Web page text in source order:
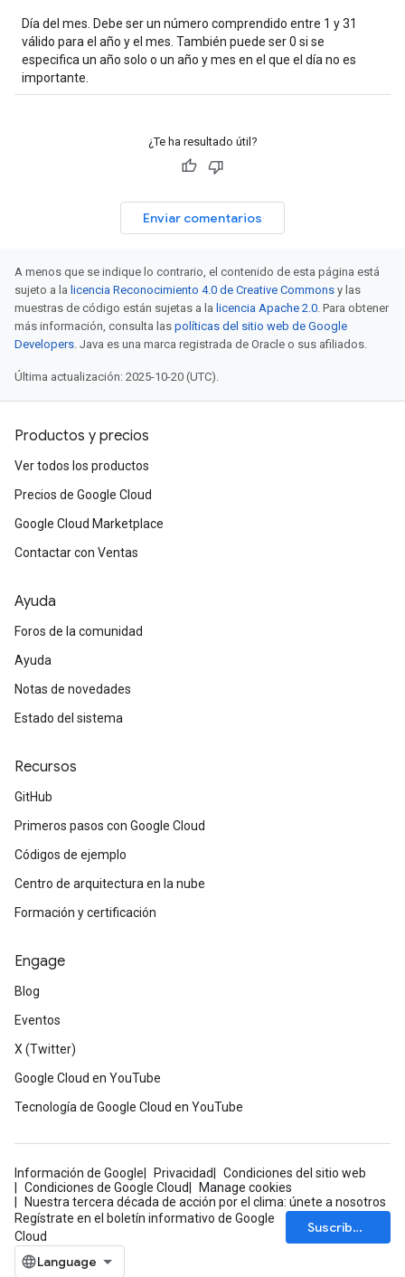
Día del mes. Debe ser un número comprendido entre 1 y 31
válido para el año y el mes. También puede ser 0 si se
especifica un año solo o un año y mes en el que el día no es
importante.
¿Te ha resultado útil?
Enviar comentarios
A menos que se indique lo contrario, el contenido de esta página está
sujeto a la licencia Reconocimiento 4.0 de Creative Commons y las
muestras de código están sujetas a la licencia Apache 2.0. Para obtener
más información, consulta las políticas del sitio web de Google
Developers. Java es una marca registrada de Oracle o sus afiliados.
Última actualización: 2025-10-20 (UTC).
Productos y precios
Ver todos los productos
Precios de Google Cloud
Google Cloud Marketplace
Contactar con Ventas
Ayuda
Foros de la comunidad
Ayuda
Notas de novedades
Estado del sistema
Recursos
GitHub
Primeros pasos con Google Cloud
Códigos de ejemplo
Centro de arquitectura en la nube
Formación y certificación
Engage
Blog
Eventos
X (Twitter)
Google Cloud en YouTube
Tecnología de Google Cloud en YouTube
Información de Google Privacidad
Condiciones del sitio web
Condiciones de Google Cloud
Manage cookies
Nuestra tercera década de acción por el clima: únete a nosotros
Regístrate en el boletín informativo de Google
Cloud
Suscríbete